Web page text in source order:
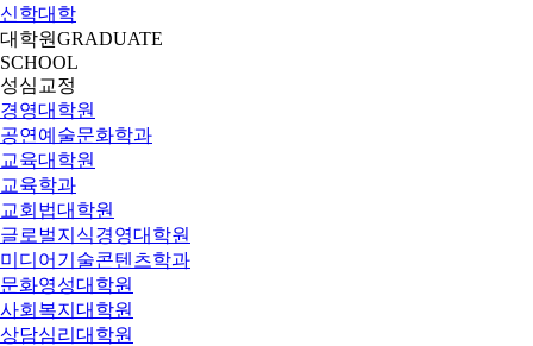
신학대학
대학원GRADUATE
SCHOOL
성심교정
경영대학원
공연예술문화학과
교육대학원
교육학과
교회법대학원
글로벌지식경영대학원
미디어기술콘텐츠학과
문화영성대학원
사회복지대학원
상담심리대학원